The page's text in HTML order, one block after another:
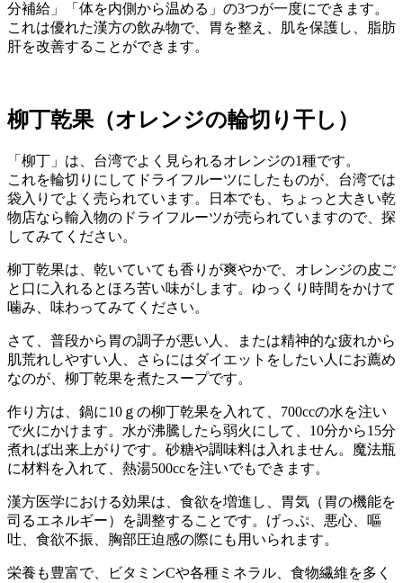
分補給」「体を内側から温める」の3つが一度にできます。
これは優れた漢方の飲み物で、胃を整え、肌を保護し、脂肪
肝を改善することができます。
柳丁乾果（オレンジの輪切り干し）
「柳丁」は、台湾でよく見られるオレンジの1種です。
これを輪切りにしてドライフルーツにしたものが、台湾では
袋入りでよく売られています。日本でも、ちょっと大きい乾
物店なら輸入物のドライフルーツが売られていますので、探
してみてください。
柳丁乾果は、乾いていても香りが爽やかで、オレンジの皮ご
と口に入れるとほろ苦い味がします。ゆっくり時間をかけて
噛み、味わってみてください。
さて、普段から胃の調子が悪い人、または精神的な疲れから
肌荒れしやすい人、さらにはダイエットをしたい人にお薦め
なのが、柳丁乾果を煮たスープです。
作り方は、鍋に10ｇの柳丁乾果を入れて、700ccの水を注い
で火にかけます。水が沸騰したら弱火にして、10分から15分
煮れば出来上がりです。砂糖や調味料は入れません。魔法瓶
に材料を入れて、熱湯500ccを注いでもできます。
漢方医学における効果は、食欲を増進し、胃気（胃の機能を
司るエネルギー）を調整することです。げっぷ、悪心、嘔
吐、食欲不振、胸部圧迫感の際にも用いられます。
栄養も豊富で、ビタミンCや各種ミネラル、食物繊維を多く